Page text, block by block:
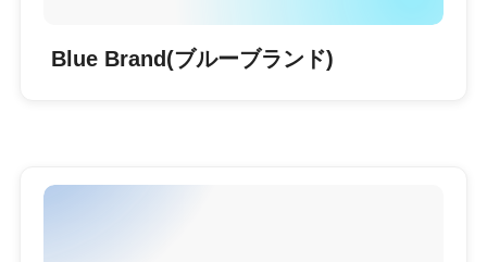
Blue Brand(ブルーブランド)